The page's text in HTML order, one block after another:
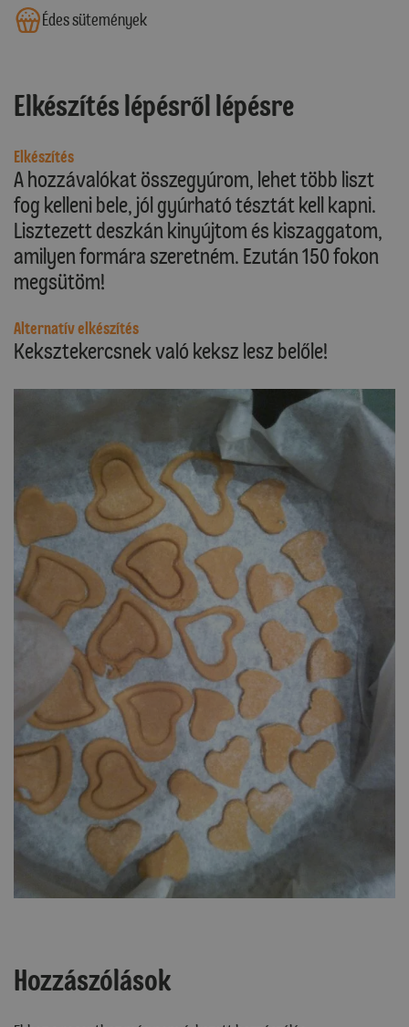
Édes sütemények
Elkészítés lépésről lépésre
Elkészítés
A hozzávalókat összegyúrom, lehet több liszt
fog kelleni bele, jól gyúrható tésztát kell kapni.
Lisztezett deszkán kinyújtom és kiszaggatom,
amilyen formára szeretném. Ezután 150 fokon
megsütöm!
Alternatív elkészítés
Keksztekercsnek való keksz lesz belőle!
Hozzászólások